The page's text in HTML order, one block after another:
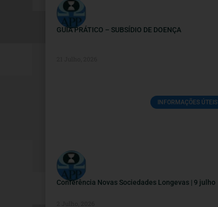
GUIA PRÁTICO – SUBSÍDIO DE DOENÇA
INFORMAÇÕES ÚTEIS
Conferência Novas Sociedades Longevas | 9 julho